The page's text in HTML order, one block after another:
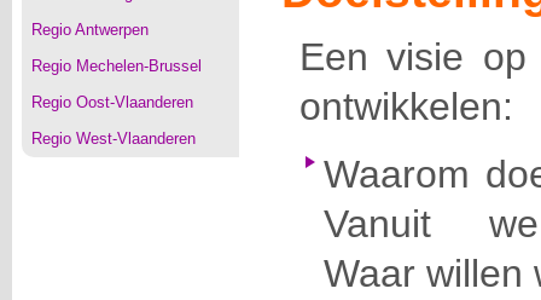
Regio Antwerpen
Regio Mechelen-Brussel
Regio Oost-Vlaanderen
Regio West-Vlaanderen
Een visie op
ontwikkelen:
Waarom
Vanuit
Waar willen